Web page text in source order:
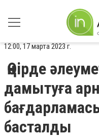
12:00, 17 марта 2023 г.
Өңірде
дамытуға
басталды